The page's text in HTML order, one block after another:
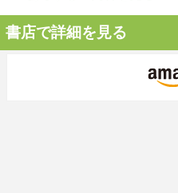
書店で詳細を見る